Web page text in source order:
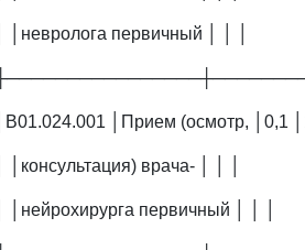
│ │невролога первичный │ │ │
│B01.024.001 │Прием (осмотр, │0,1
│ │консультация) врача- │ │ │
│ │нейрохирурга первичный │ │ │